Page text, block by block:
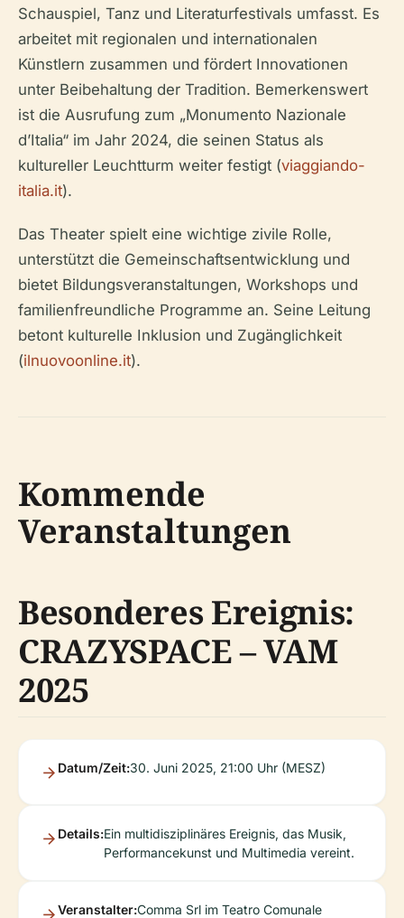
Schauspiel, Tanz und Literaturfestivals umfasst. Es
arbeitet mit regionalen und internationalen
Künstlern zusammen und fördert Innovationen
unter Beibehaltung der Tradition. Bemerkenswert
ist die Ausrufung zum „Monumento Nazionale
d’Italia“ im Jahr 2024, die seinen Status als
kultureller Leuchtturm weiter festigt (viaggiando-
italia.it).
Das Theater spielt eine wichtige zivile Rolle,
unterstützt die Gemeinschaftsentwicklung und
bietet Bildungsveranstaltungen, Workshops und
familienfreundliche Programme an. Seine Leitung
betont kulturelle Inklusion und Zugänglichkeit
(ilnuovoonline.it).
Kommende
Veranstaltungen
Besonderes Ereignis:
CRAZYSPACE – VAM
2025
Datum/Zeit:30. Juni 2025, 21:00 Uhr (MESZ)
Details:Ein multidisziplinäres Ereignis, das Musik,
Performancekunst und Multimedia vereint.
Veranstalter:Comma Srl im Teatro Comunale